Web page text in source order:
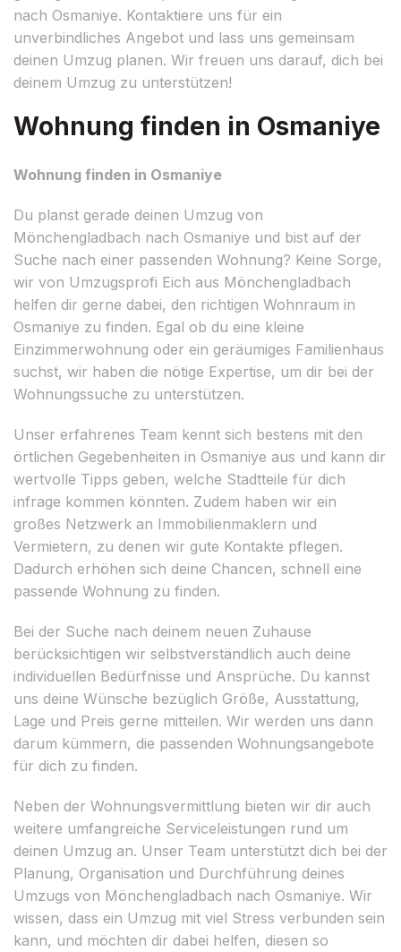
nach Osmaniye. Kontaktiere uns für ein
unverbindliches Angebot und lass uns gemeinsam
deinen Umzug planen. Wir freuen uns darauf, dich bei
deinem Umzug zu unterstützen!
Wohnung finden in Osmaniye
Wohnung finden in Osmaniye
Du planst gerade deinen Umzug von
Mönchengladbach nach Osmaniye und bist auf der
Suche nach einer passenden Wohnung? Keine Sorge,
wir von Umzugsprofi Eich aus Mönchengladbach
helfen dir gerne dabei, den richtigen Wohnraum in
Osmaniye zu finden. Egal ob du eine kleine
Einzimmerwohnung oder ein geräumiges Familienhaus
suchst, wir haben die nötige Expertise, um dir bei der
Wohnungssuche zu unterstützen.
Unser erfahrenes Team kennt sich bestens mit den
örtlichen Gegebenheiten in Osmaniye aus und kann dir
wertvolle Tipps geben, welche Stadtteile für dich
infrage kommen könnten. Zudem haben wir ein
großes Netzwerk an Immobilienmaklern und
Vermietern, zu denen wir gute Kontakte pflegen.
Dadurch erhöhen sich deine Chancen, schnell eine
passende Wohnung zu finden.
Bei der Suche nach deinem neuen Zuhause
berücksichtigen wir selbstverständlich auch deine
individuellen Bedürfnisse und Ansprüche. Du kannst
uns deine Wünsche bezüglich Größe, Ausstattung,
Lage und Preis gerne mitteilen. Wir werden uns dann
darum kümmern, die passenden Wohnungsangebote
für dich zu finden.
Neben der Wohnungsvermittlung bieten wir dir auch
weitere umfangreiche Serviceleistungen rund um
deinen Umzug an. Unser Team unterstützt dich bei der
Planung, Organisation und Durchführung deines
Umzugs von Mönchengladbach nach Osmaniye. Wir
wissen, dass ein Umzug mit viel Stress verbunden sein
kann, und möchten dir dabei helfen, diesen so